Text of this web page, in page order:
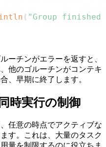
( "Group
ーチンがエラーを返すと、
他のゴルーチンがコンテキ
、早期に終了します。
時実行の制御
任意の時点でアクティブな
す。これは、大量のタスク
量を制限するのに役立ちま